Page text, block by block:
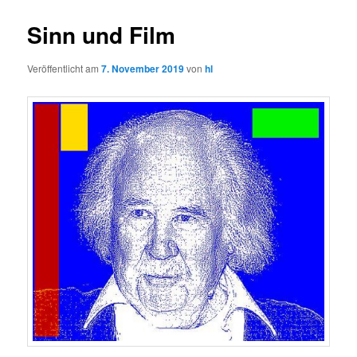
Sinn und Film
Veröffentlicht am7. November 2019vonhl